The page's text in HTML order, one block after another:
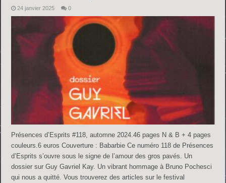
24 janvier 2025 0
Présences d’Esprits #118, automne 2024.46 pages N & B + 4 pages
couleurs.6 euros Couverture : Babarbie Ce numéro 118 de Présences
d’Esprits s’ouvre sous le signe de l’amour des gros pavés. Un
dossier sur Guy Gavriel Kay. Un vibrant hommage à Bruno Pochesci
qui nous a quitté. Vous trouverez des articles sur le festival